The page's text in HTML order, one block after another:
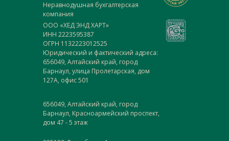
Неравнодушная бухгалтерская
компания
ООО «ХЕД ЭНД ХАРТ»
ИНН 2223595387
ОГРН 1132223012525
Юридический и фактический адреса:
656049, Алтайский край, город
Барнаул, улица Пролетарская, дом
127А, офис 501
656049, Алтайский край, город
Барнаул, Красноармейский проспект,
дом 47 - 5 этаж